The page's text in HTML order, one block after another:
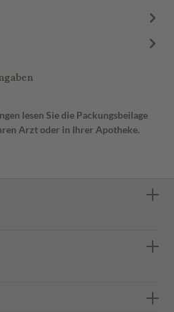
lesen Sie die Packungsbeilage
Arzt oder in Ihrer Apotheke.